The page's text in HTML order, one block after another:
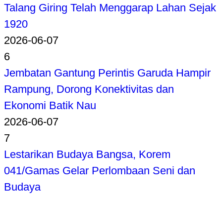
Talang Giring Telah Menggarap Lahan Sejak
1920
2026-06-07
6
Jembatan Gantung Perintis Garuda Hampir
Rampung, Dorong Konektivitas dan
Ekonomi Batik Nau
2026-06-07
7
Lestarikan Budaya Bangsa, Korem
041/Gamas Gelar Perlombaan Seni dan
Budaya